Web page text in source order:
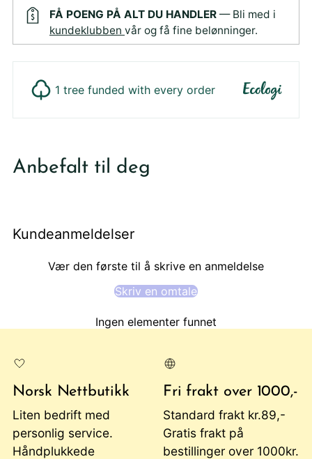
FÅ POENG PÅ ALT DU HANDLER — Bli med i
kundeklubben vår og få fine belønninger.
1 tree funded with every order
produktet
iAnbefalt til deg
Kundeanmeldelser
Vær den første til å skrive en anmeldelse
Skriv en omtale
Ingen elementer funnet
Norsk Nettbutikk
Liten bedrift med
personlig service.
Håndplukkede
Fri frakt over 1000,-
Standard frakt kr.89,-
Gratis frakt på
bestillinger over 1000kr.